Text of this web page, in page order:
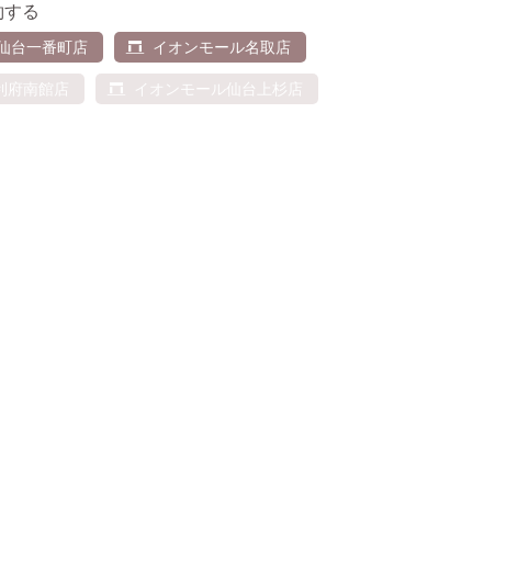
る
台一番町店 イオンモール名取店
府南館店 イオンモール仙台上杉店